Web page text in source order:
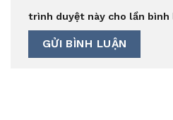
trình duyệt này cho lần bình